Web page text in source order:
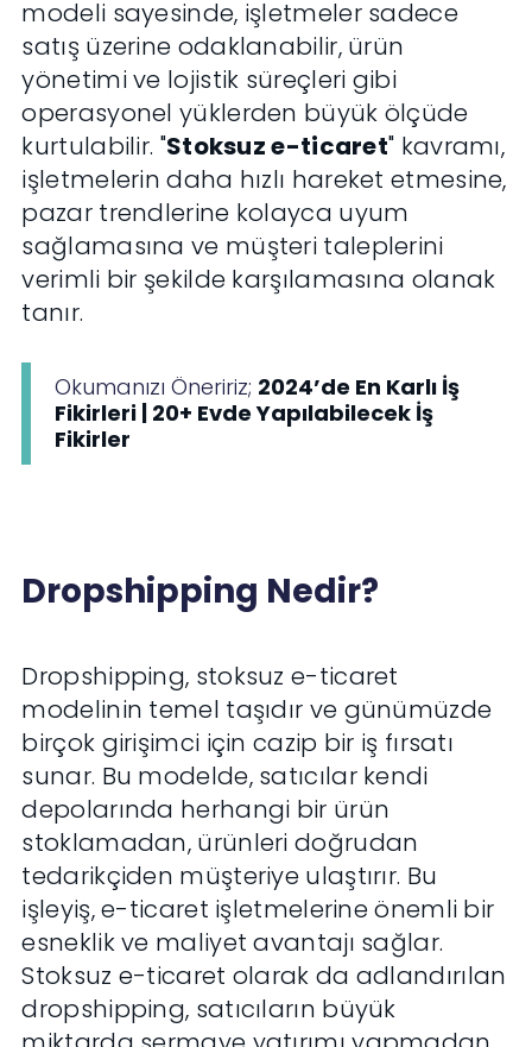
modeli sayesinde, işletmeler sadece
satış üzerine odaklanabilir, ürün
yönetimi ve lojistik süreçleri gibi
operasyonel yüklerden büyük ölçüde
kurtulabilir. "Stoksuz e-ticaret" kavramı,
işletmelerin daha hızlı hareket etmesine,
pazar trendlerine kolayca uyum
sağlamasına ve müşteri taleplerini
verimli bir şekilde karşılamasına olanak
tanır.
Okumanızı Öneririz; 2024’de En Karlı İş
Fikirleri | 20+ Evde Yapılabilecek İş
Fikirler
Dropshipping Nedir?
Dropshipping, stoksuz e-ticaret
modelinin temel taşıdır ve günümüzde
birçok girişimci için cazip bir iş fırsatı
sunar. Bu modelde, satıcılar kendi
depolarında herhangi bir ürün
stoklamadan, ürünleri doğrudan
tedarikçiden müşteriye ulaştırır. Bu
işleyiş, e-ticaret işletmelerine önemli bir
esneklik ve maliyet avantajı sağlar.
Stoksuz e-ticaret olarak da adlandırılan
dropshipping, satıcıların büyük